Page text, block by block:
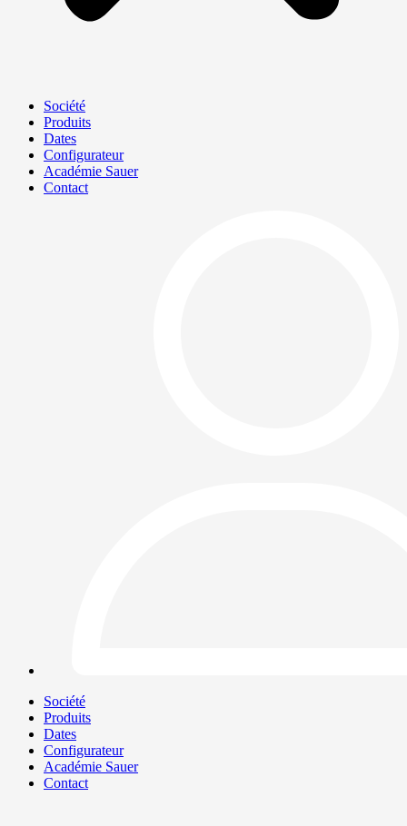
Société
Produits
Dates
Configurateur
Académie Sauer
Contact
Société
Produits
Dates
Configurateur
Académie Sauer
Contact